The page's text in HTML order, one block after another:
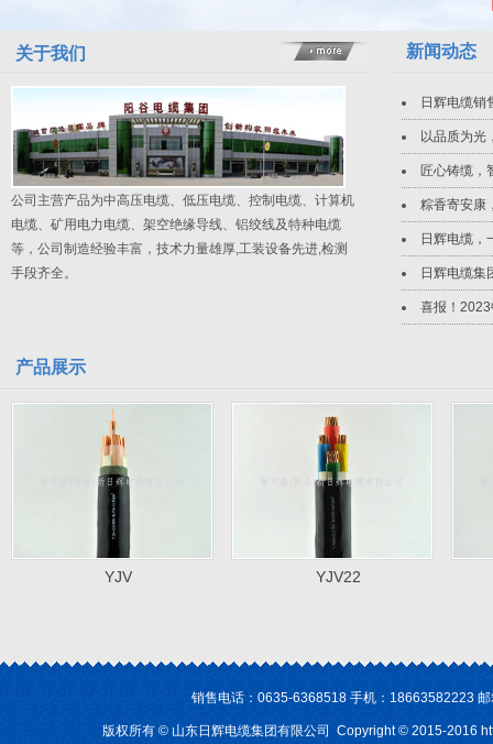
关于我们
公司主营产品为中高压电缆、低压电缆、控制电缆、计算机
电缆、矿用电力电缆、架空绝缘导线、铝绞线及特种电缆
等，公司制造经验丰富，技术力量雄厚,工装设备先进,检测
手段齐全。
新闻动态
日辉电缆销
以品质为
匠心铸缆
粽香寄安
日辉电缆
日辉电缆集
喜报！
产品展示
YJV YJV22
销售电话：0635-6368518 手机：18663582223
版权所有 © 山东日辉电缆集团有限公司 Copyright © 2015-2016